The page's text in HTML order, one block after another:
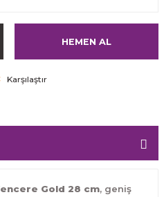
HEMEN AL
Karşılaştır
Gold 28 cm, geniş